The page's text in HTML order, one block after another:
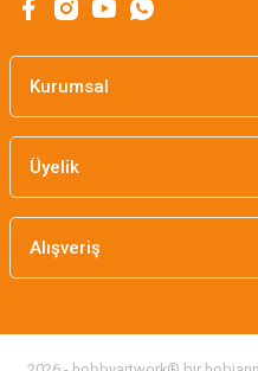
Kurumsal
Üyelik
Alışveriş